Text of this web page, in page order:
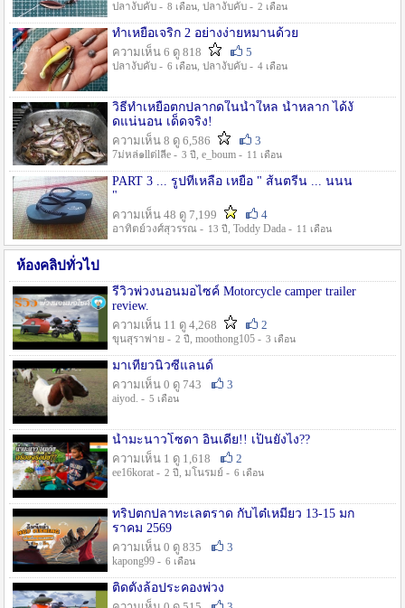
ปลางับคับ - 8 เดือน, ปลางับคับ - 2 เดือน
ทำเหยื่อเจริก 2 อย่างง่ายหมานด้วย
ความเห็น 6 ดู 818
5
ปลางับคับ - 6 เดือน, ปลางับคับ - 4 เดือน
วิธีทำเหยื่อตกปลากดในน้ำใหล น้ำหลาก ได้งั
ดแน่นอน เด็ดจริง!
ความเห็น 8 ดู 6,586
3
7ม่หล่๑llต่lลีe - 3 ปี , e_boum - 11 เดือน
PART 3 ... รูปที่เหลือ เหยื่อ " ส้นตรีน ... นนน
"
ความเห็น 48 ดู 7,199
4
อาทิตย์วงศ์สุวรรณ - 13 ปี , Toddy Dada - 11 เดือน
ห้องคลิปทั่วไป
รีวิวพ่วงนอนมอไซค์ Motorcycle camper trailer
review.
ความเห็น 11 ดู 4,268
2
ขุนสุราพ่าย - 2 ปี , moothong105 - 3 เดือน
มาเที่ยวนิวซีแลนด์
ความเห็น 0 ดู 743
3
aiyod. - 5 เดือน
น้ำมะนาวโซดา อินเดีย!! เป็นยังไง??
ความเห็น 1 ดู 1,618
2
ee16korat - 2 ปี , มโนรมย์ - 6 เดือน
ทริปตกปลาทะเลตราด กับไต๋เหมี่ยว 13-15 มก
ราคม 2569
ความเห็น 0 ดู 835
3
kapong99 - 6 เดือน
ติดตั้งล้อประคองพ่วง